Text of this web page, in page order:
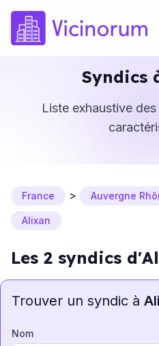
Syndics
Liste exhaustive
France > Auvergne
Alixan
Les 2 syndics
Trouver un syndic à
Nom